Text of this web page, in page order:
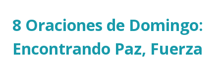
8 Oraciones de Domingo:
Encontrando Paz, Fuerza